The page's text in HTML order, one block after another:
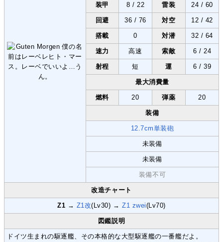
装甲 8 / 22 雷装 24 / 60
回避 36 / 76 対空 12 / 42
搭載 0 対潜 32 / 64
速力 高速 索敵 6 / 24
射程 短 運 6 / 39
最大消費量
燃料 20 弾薬 20
装備
12.7cm単装砲
未装備
未装備
装備不可
改造チャート
Z1 → Z1改(Lv30) →Z1 zwei(Lv70)
図鑑説明
ドイツ生まれの駆逐艦、その本格的な大型駆逐艦の一番艦だよ。